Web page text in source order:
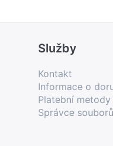
Služby
Kontakt
Informace o
Platební metody
Správce